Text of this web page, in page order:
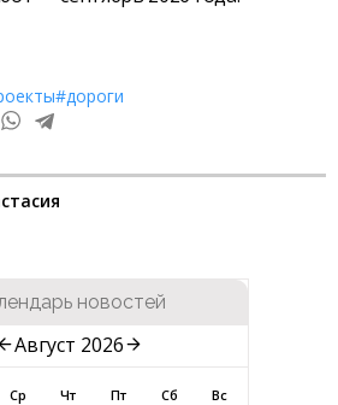
#дороги
новостей
Август 2026
Ср Чт Пт Сб Вс